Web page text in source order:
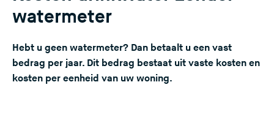
a
t
e
z
e
watermeter
Hebt u geen watermeter? Dan betaalt u een vast
bedrag per jaar. Dit bedrag bestaat uit vaste kosten en
kosten per eenheid van uw woning.